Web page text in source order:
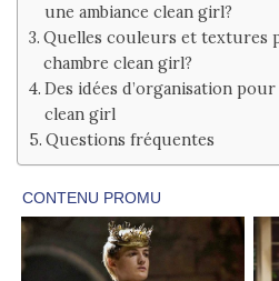
une ambiance clean girl?
Quelles couleurs et textures
chambre clean girl?
Des idées d’organisation
clean girl
Questions fréquentes